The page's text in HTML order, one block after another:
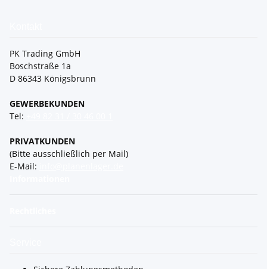
PK Trading GmbH
Boschstraße 1a
D 86343 Königsbrunn
GEWERBEKUNDEN
Tel:
PRIVATKUNDEN
(Bitte ausschließlich per Mail)
E-Mail: